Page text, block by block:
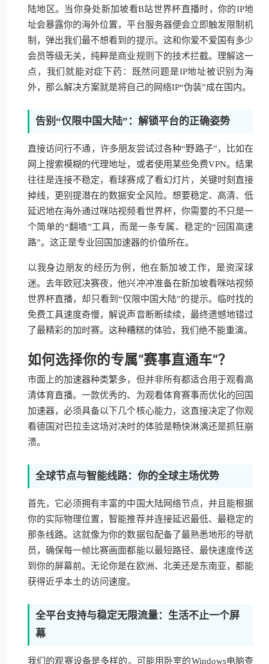
陆地区。当你身处新加坡看B站世界杯直播时，你的IP地
址会暴露你的海外位置，平台服务器便会立即触发限制机
制，弹出我们最不想看到的提示。这和你爱不爱国有多少
会员等级无关，纯粹是商业规则下的技术拦截。理解这一
点，我们就能对症下药：既然问题是IP地址被识别为海
外，那么解决方案就是将自己的网络IP“伪装”成在国内。
告别“仅限中国大陆”：解锁平台的正确姿势
直接访问行不通，许多朋友尝试过各种“野路子”，比如在
网上搜索模糊的代理地址，或者使用某些免费VPN。结果
往往是连接不稳定，看球赛成了看幻灯片，关键时刻直接
掉线，更别提潜在的数据安全风险。想要稳定、高清、低
延迟地在海外通过咪咕视频看世界杯，你需要的不只是一
个简单的“翻墙”工具，而是一条专属、稳定的“回国高速
路”。这正是专业回国加速器的价值所在。
以我身边朋友的经历为例，他在新加坡工作，是资深球
迷。去年欧冠决赛夜，他兴冲冲准备在新加坡看咪咕视频
世界杯直播，却只看到“仅限中国大陆”的提示。临时找的
免费工具速度奇慢，解说声音断断续续，最终遗憾地错过
了最精彩的加时赛。这种糟糕的体验，我们绝不能重演。
如何选择你的专属“赛事直通车”？
市面上的加速器种类繁多，但并非所有都适合用于观看高
清体育直播。一款优秀的、为观看体育赛事而优化的回国
加速器，必须具备以下几个核心能力，这直接决定了你观
看德国对巴拉圭这场对决时的体验是畅快淋漓还是抓狂崩
溃。
全球节点与智能线路：你的全球主场优势
首先，它必须拥有丰富的中国大陆网络节点，并且能根据
你的实际物理位置，智能推荐并连接延迟最低、最稳定的
那条线路。这就像为你的数据包配备了最熟悉地形的导航
员，确保每一帧比赛画面都能以最短路径、最快速度传送
到你的屏幕前。无论你是在欧洲、北美还是东南亚，都能
获得近乎本土的访问速度。
全平台支持与稳定无限流量：生活不止一个屏
幕
我们的观赛设备是多样的。可能用卧室的Windows电脑查